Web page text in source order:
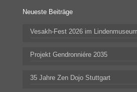
Neueste Beiträge
Vesakh-Fest 2026 im
Projekt Gendronniére 2035
35 Jahre Zen Dojo Stuttgart